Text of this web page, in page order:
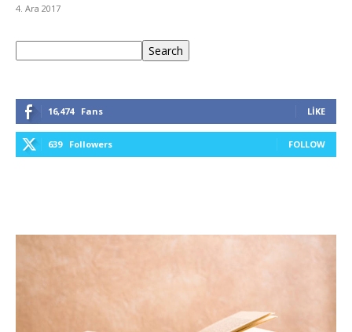
4. Ara 2017
Search
16,474 Fans LIKE
639 Followers FOLLOW